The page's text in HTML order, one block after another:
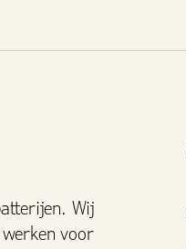
Wij
voor